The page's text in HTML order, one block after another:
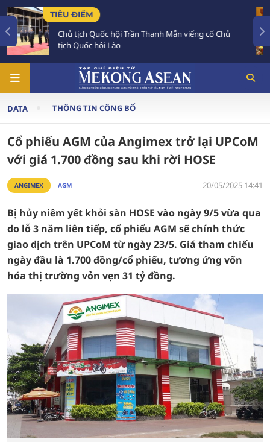
Mẫn viếng cố Chủ
Chủ tịch Quốc hội Lào luôn
DATA THÔNG TIN CÔNG BỐ
Cổ phiếu AGM của Angimex trở lại UPCoM
với giá 1.700 đồng sau khi rời HOSE
ANGIMEX AGM 20/05/2025 14:41
Bị hủy niêm yết khỏi sàn HOSE vào ngày 9/5 vừa qua
do lỗ 3 năm liên tiếp, cổ phiếu AGM sẽ chính thức
giao dịch trên UPCoM từ ngày 23/5. Giá tham chiếu
ngày đầu là 1.700 đồng/cổ phiếu, tương ứng vốn
hóa thị trường vỏn vẹn 31 tỷ đồng.